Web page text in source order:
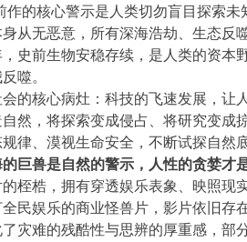
作的核心警示是人类切勿盲目探索
从无恶意，所有深海浩劫、生态反
史前生物安稳存续，是人类的资本
噬。
的核心病灶：科技的飞速发展，让
然，将探索变成侵占、将研究变成
律、漠视生命安全，不断试探自然
巨兽是自然的警示，人性的贪婪才
桎梏，拥有穿透娱乐表象、映照现
民娱乐的商业怪兽片，影片依旧存
灾难的残酷性与思辨的厚重感，部